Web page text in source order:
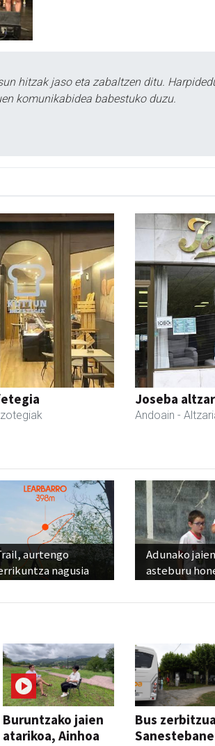
hitzak jaso eta zabaltzen ditu.
komunikabidea babestuko duzu.
Joseba
Andoain -
aurtengo
nagusia
Adunako
asteburu
Buruntzako jaien
atarikoa, Ainhoa
Bus zerbitzua